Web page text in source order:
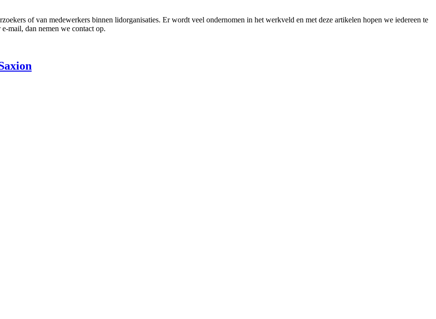
of van medewerkers binnen lidorganisaties. Er wordt veel ondernomen in het werkveld en met deze artikelen hopen we iedereen te
mail, dan nemen we contact op.